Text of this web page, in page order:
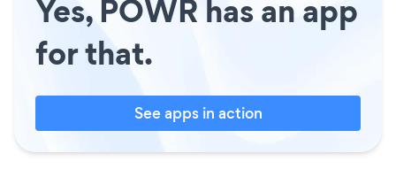
Yes, POWR has an app
for that.
See apps in action